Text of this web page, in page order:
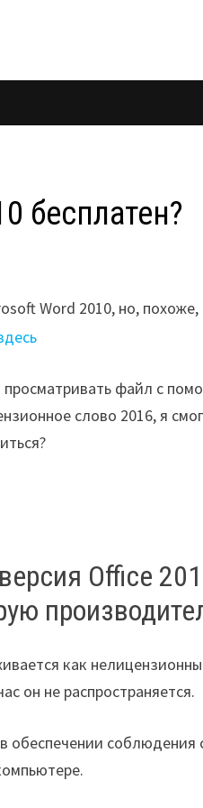
бесплатен?
Word 2010, но,
файл с
слово 2016, я
Office
как
он не распространяется.
обеспечении